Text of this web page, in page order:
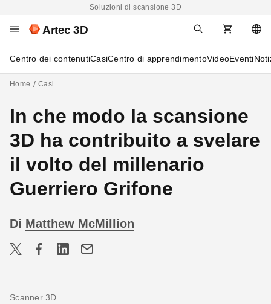
Soluzioni di scansione 3D
Artec 3D
Centro dei contenutiCasiCentro di apprendimentoVideoEventi
Home Casi
In che modo la scansione
3D ha contribuito a svelare
il volto del millenario
Guerriero Grifone
Di Matthew McMillion
Scanner 3D